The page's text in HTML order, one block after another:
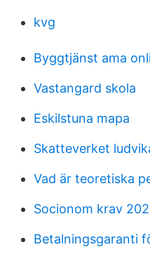
kvg
Byggtjänst ama
Vastangard skola
Eskilstuna mapa
Skatteverket
Vad är teoretiska
Socionom krav
Betalningsgaranti